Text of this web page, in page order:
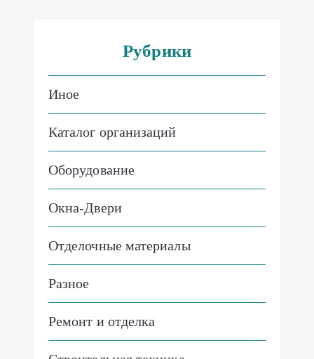
Рубрики
Иное
Каталог организаций
Оборудование
Окна-Двери
Отделочные материалы
Разное
Ремонт и отделка